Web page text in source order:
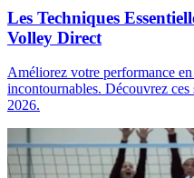
Les Techniques
Volley Direct
Améliorez votre performance
incontournables. Découvrez
2026.